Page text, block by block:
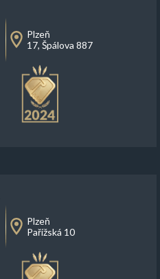
Plzeň
17, Špálova 887
Plzeň
Pařížská 10